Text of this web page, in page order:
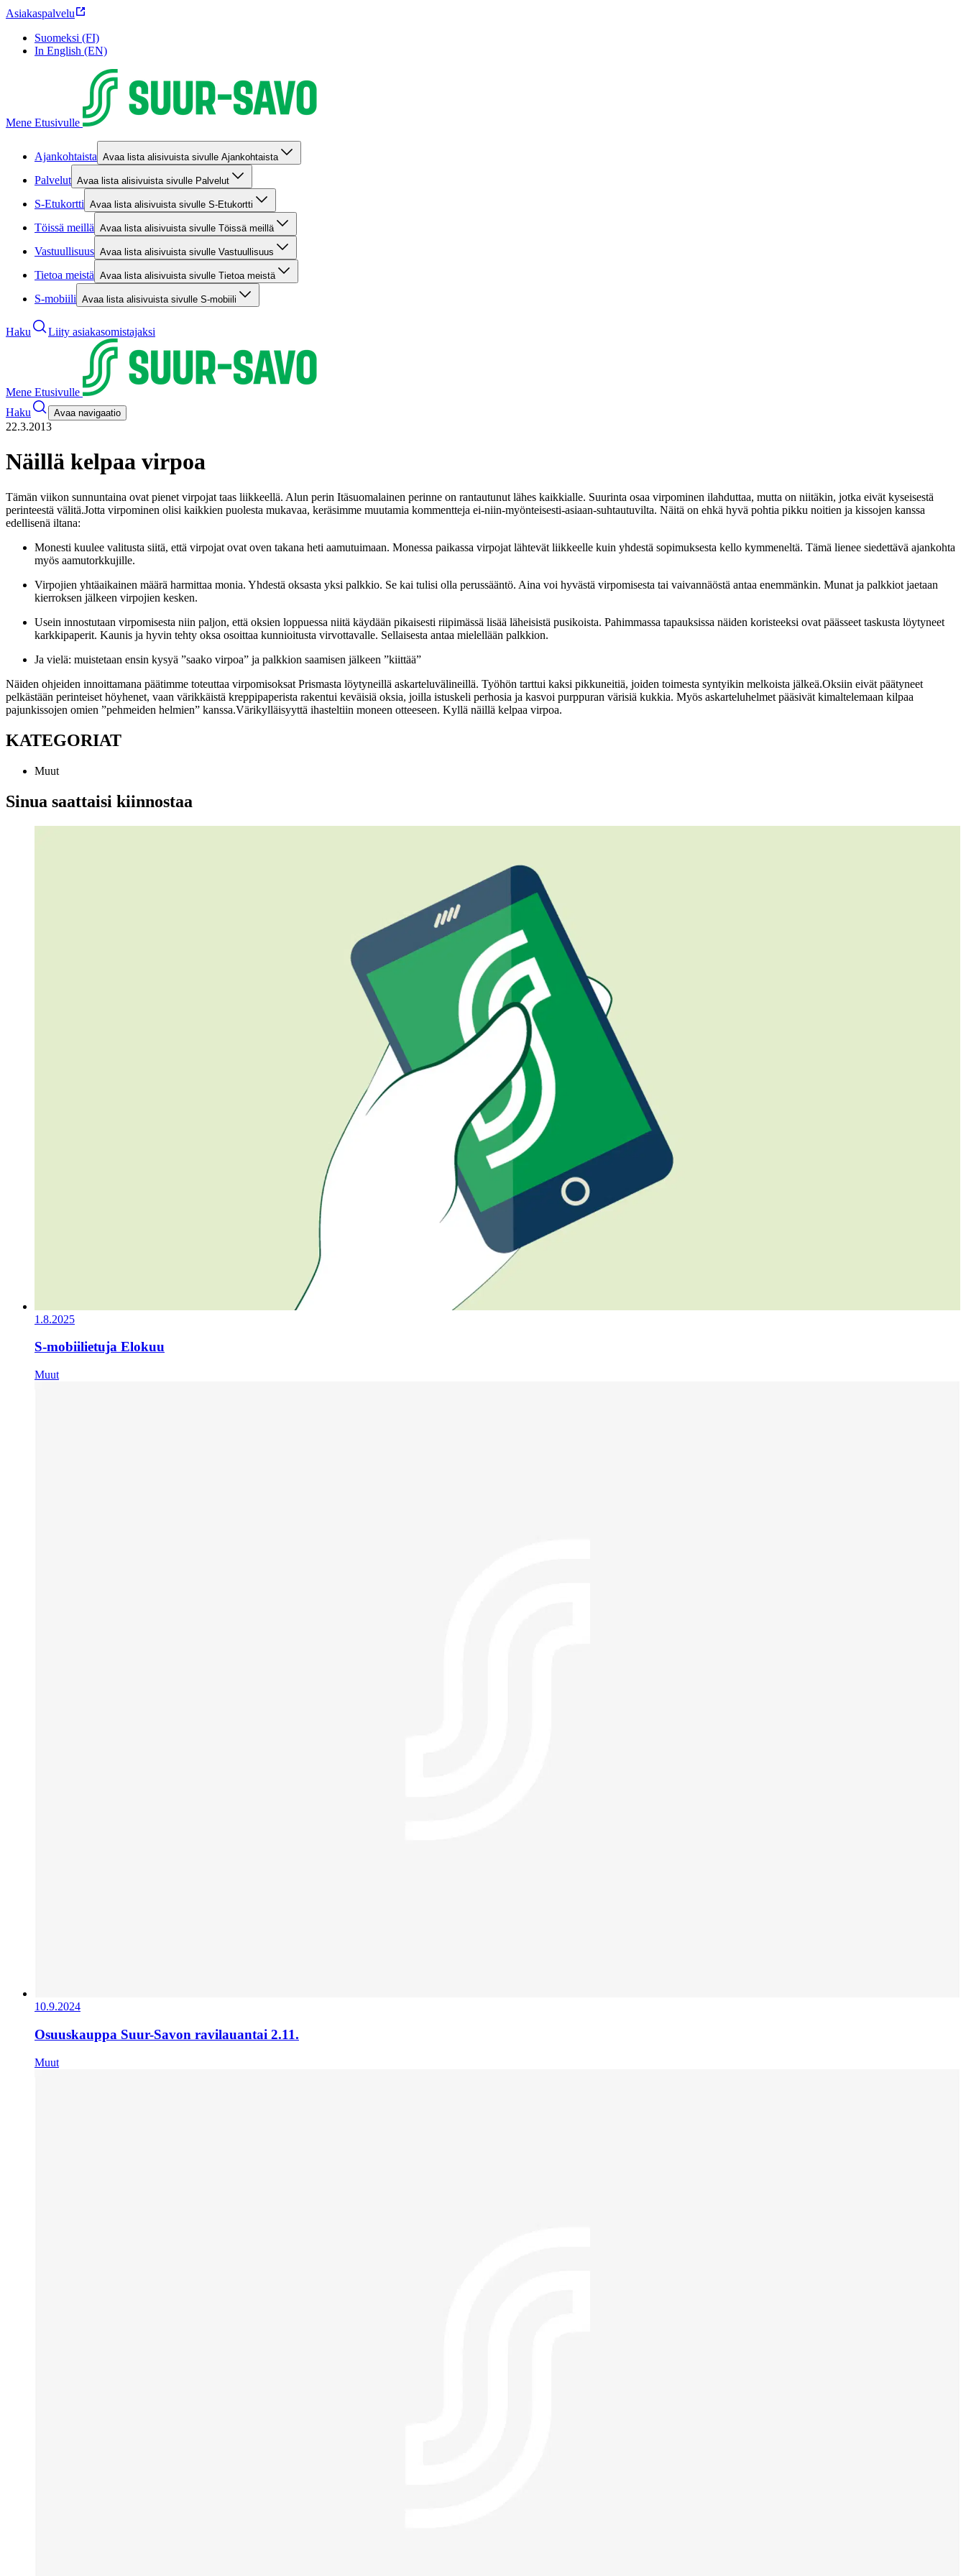
Asiakaspalvelu
Suomeksi (FI)
In English (EN)
Mene Etusivulle
Ajankohtaista Avaa lista alisivuista sivulle Ajankohtaista
Palvelut Avaa lista alisivuista sivulle Palvelut
S-Etukortti Avaa lista alisivuista sivulle S-Etukortti
Töissä meillä Avaa lista alisivuista sivulle Töissä meillä
Vastuullisuus Avaa lista alisivuista sivulle Vastuullisuus
Tietoa meistä Avaa lista alisivuista sivulle Tietoa meistä
S-mobiili Avaa lista alisivuista sivulle S-mobiili
Haku Liity asiakasomistajaksi
Mene Etusivulle
Haku
Avaa navigaatio
22.3.2013
Näillä kelpaa virpoa
Tämän viikon sunnuntaina ovat pienet virpojat taas liikkeellä. Alun perin Itäsuomalainen perinne on rantautunut lähes kaikkialle. Suurinta osaa virpominen ilahduttaa, mutta on niitäkin, jotka eivät kyseisestä
perinteestä välitä.Jotta virpominen olisi kaikkien puolesta mukavaa, keräsimme muutamia kommentteja ei-niin-myönteisesti-asiaan-suhtautuvilta. Näitä on ehkä hyvä pohtia pikku noitien ja kissojen kanssa
edellisenä iltana:
Monesti kuulee valitusta siitä, että virpojat ovat oven takana heti aamutuimaan. Monessa paikassa virpojat lähtevät liikkeelle kuin yhdestä sopimuksesta kello kymmeneltä. Tämä lienee siedettävä ajankohta
myös aamutorkkujille.
Virpojien yhtäaikainen määrä harmittaa monia. Yhdestä oksasta yksi palkkio. Se kai tulisi olla perussääntö. Aina voi hyvästä virpomisesta tai vaivannäöstä antaa enemmänkin. Munat ja palkkiot jaetaan
kierroksen jälkeen virpojien kesken.
Usein innostutaan virpomisesta niin paljon, että oksien loppuessa niitä käydään pikaisesti riipimässä lisää läheisistä pusikoista. Pahimmassa tapauksissa näiden koristeeksi ovat päässeet taskusta löytyneet
karkkipaperit. Kaunis ja hyvin tehty oksa osoittaa kunnioitusta virvottavalle. Sellaisesta antaa mielellään palkkion.
Ja vielä: muistetaan ensin kysyä ”saako virpoa” ja palkkion saamisen jälkeen ”kiittää”
Näiden ohjeiden innoittamana päätimme toteuttaa virpomisoksat Prismasta löytyneillä askarteluvälineillä. Työhön tarttui kaksi pikkuneitiä, joiden toimesta syntyikin melkoista jälkeä.Oksiin eivät päätyneet
pelkästään perinteiset höyhenet, vaan värikkäistä kreppipaperista rakentui keväisiä oksia, joilla istuskeli perhosia ja kasvoi purppuran värisiä kukkia. Myös askarteluhelmet pääsivät kimaltelemaan kilpaa
pajunkissojen omien ”pehmeiden helmien” kanssa.Värikylläisyyttä ihasteltiin moneen otteeseen. Kyllä näillä kelpaa virpoa.
KATEGORIAT
Muut
Sinua saattaisi kiinnostaa
1.8.2025
S-mobiilietuja Elokuu
Muut
10.9.2024
Osuuskauppa Suur-Savon ravilauantai 2.11.
Muut